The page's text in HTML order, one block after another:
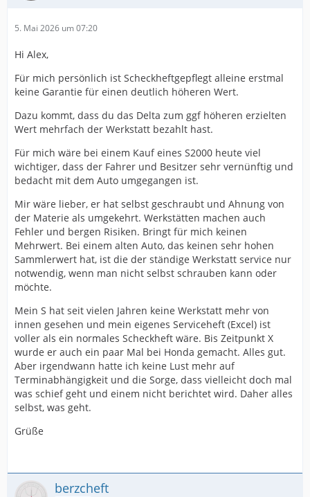
5. Mai 2026 um 07:20
Hi Alex,
Für mich persönlich ist Scheckheftgepflegt alleine erstmal
keine Garantie für einen deutlich höheren Wert.
Dazu kommt, dass du das Delta zum ggf höheren erzielten
Wert mehrfach der Werkstatt bezahlt hast.
Für mich wäre bei einem Kauf eines S2000 heute viel
wichtiger, dass der Fahrer und Besitzer sehr vernünftig und
bedacht mit dem Auto umgegangen ist.
Mir wäre lieber, er hat selbst geschraubt und Ahnung von
der Materie als umgekehrt. Werkstätten machen auch
Fehler und bergen Risiken. Bringt für mich keinen
Mehrwert. Bei einem alten Auto, das keinen sehr hohen
Sammlerwert hat, ist die der ständige Werkstatt service nur
notwendig, wenn man nicht selbst schrauben kann oder
möchte.
Mein S hat seit vielen Jahren keine Werkstatt mehr von
innen gesehen und mein eigenes Serviceheft (Excel) ist
voller als ein normales Scheckheft wäre. Bis Zeitpunkt X
wurde er auch ein paar Mal bei Honda gemacht. Alles gut.
Aber irgendwann hatte ich keine Lust mehr auf
Terminabhängigkeit und die Sorge, dass vielleicht doch mal
was schief geht und einem nicht berichtet wird. Daher alles
selbst, was geht.
Grüße
berzcheft